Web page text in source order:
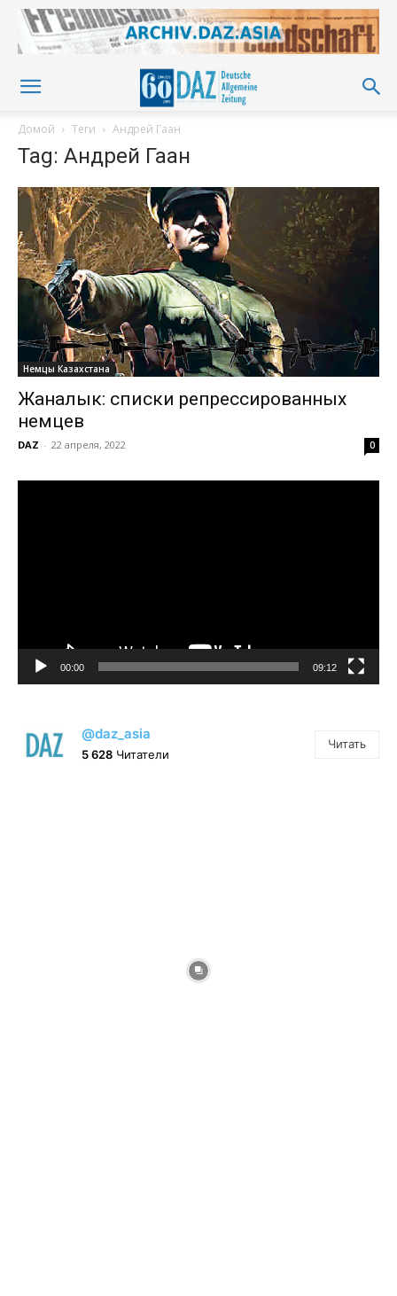
Домой Теги Андрей Гаан
Tag: Андрей Гаан
Немцы Казахстана
Жаналык: списки репрессированных
немцев
DAZ - 22 апреля, 2022 0
00:00 09:12
@daz_asia
5 628 Читатели
Читать